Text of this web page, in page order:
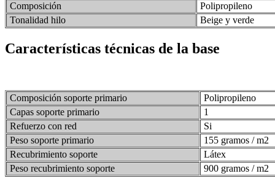
Composición
Polipropileno
Tonalidad hilo
Beige y verde
Características técnicas de la base
Composición soporte primario
Polipropileno
Capas soporte primario
1
Refuerzo con red
Si
Peso soporte primario
155 gramos / m2
Recubrimiento soporte
Látex
Peso recubrimiento soporte
900 gramos / m2